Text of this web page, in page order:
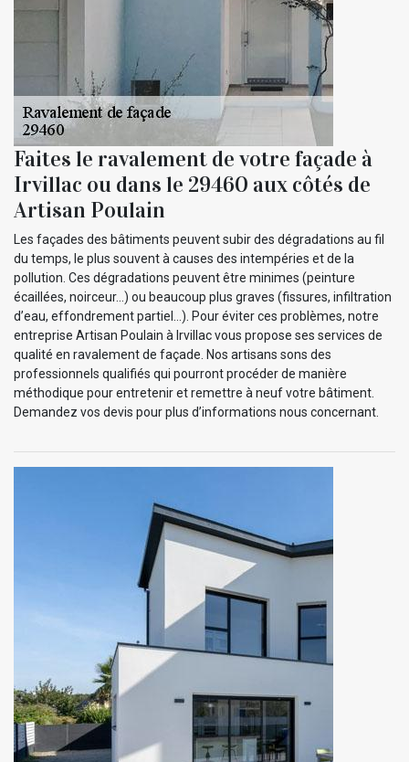
Faites le ravalement de votre façade à
Irvillac ou dans le 29460 aux côtés de
Artisan Poulain
Les façades des bâtiments peuvent subir des dégradations au fil
du temps, le plus souvent à causes des intempéries et de la
pollution. Ces dégradations peuvent être minimes (peinture
écaillées, noirceur…) ou beaucoup plus graves (fissures, infiltration
d’eau, effondrement partiel…). Pour éviter ces problèmes, notre
entreprise Artisan Poulain à Irvillac vous propose ses services de
qualité en ravalement de façade. Nos artisans sons des
professionnels qualifiés qui pourront procéder de manière
méthodique pour entretenir et remettre à neuf votre bâtiment.
Demandez vos devis pour plus d’informations nous concernant.